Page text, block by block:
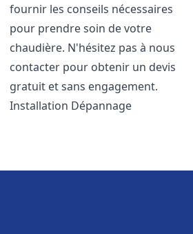
fournir les conseils nécessaires
pour prendre soin de votre
chaudière. N'hésitez pas à nous
contacter pour obtenir un devis
gratuit et sans engagement.
Installation Dépannage